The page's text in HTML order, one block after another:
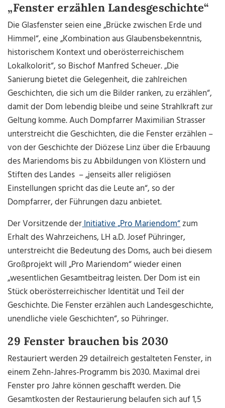
„Fenster erzählen Landesgeschichte“
Die Glasfenster seien eine „Brücke zwischen Erde und
Himmel“, eine „Kombination aus Glaubensbekenntnis,
historischem Kontext und oberösterreichischem
Lokalkolorit“, so Bischof Manfred Scheuer. „Die
Sanierung bietet die Gelegenheit, die zahlreichen
Geschichten, die sich um die Bilder ranken, zu erzählen“,
damit der Dom lebendig bleibe und seine Strahlkraft zur
Geltung komme. Auch Dompfarrer Maximilian Strasser
unterstreicht die Geschichten, die die Fenster erzählen –
von der Geschichte der Diözese Linz über die Erbauung
des Mariendoms bis zu Abbildungen von Klöstern und
Stiften des Landes – „jenseits aller religiösen
Einstellungen spricht das die Leute an“, so der
Dompfarrer, der Führungen dazu anbietet.
Der Vorsitzende derInitiative „Pro Mariendom“zum
Erhalt des Wahrzeichens, LH a.D. Josef Pühringer,
unterstreicht die Bedeutung des Doms, auch bei diesem
Großprojekt will „Pro Mariendom“ wieder einen
„wesentlichen Gesamtbeitrag leisten. Der Dom ist ein
Stück oberösterreichischer Identität und Teil der
Geschichte. Die Fenster erzählen auch Landesgeschichte,
unendliche viele Geschichten“, so Pühringer.
29 Fenster brauchen bis 2030
Restauriert werden 29 detailreich gestalteten Fenster, in
einem Zehn-Jahres-Programm bis 2030. Maximal drei
Fenster pro Jahre können geschafft werden. Die
Gesamtkosten der Restaurierung belaufen sich auf 1,5